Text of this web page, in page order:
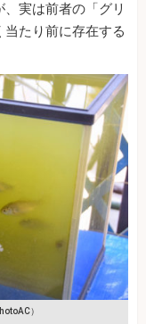
実は前者の「グリ
たり前に存在する
）